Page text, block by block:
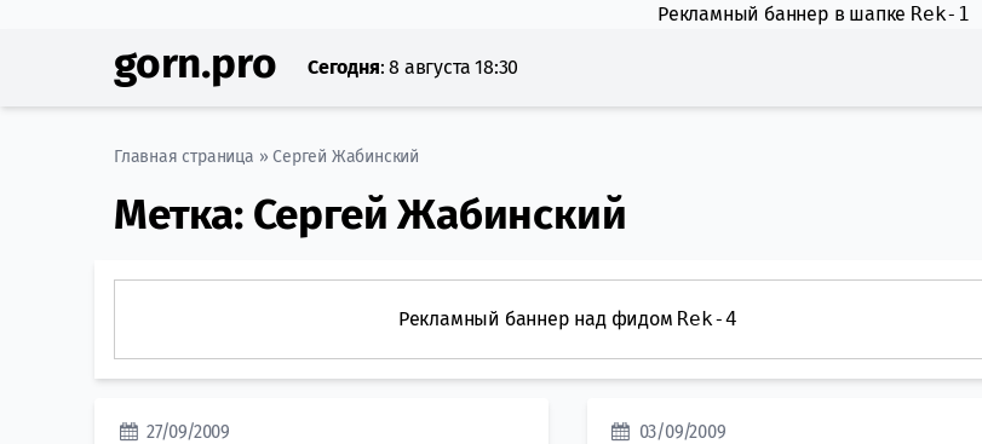
Рекламный баннер в шапке Rek-1
gorn.pro Сегодня: 8 августа 18:30
Главная страница »Сергей Жабинский
Метка: Сергей Жабинский
Рекламный баннер над фидом Rek-4
27/09/2009
03/09/2009